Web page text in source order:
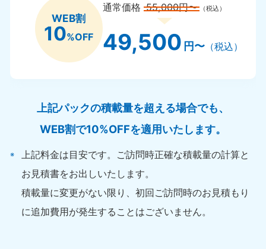
WEB割
10%OFF
通常価格55,000円〜 （税込）
49,500 円〜（税込）
上記パックの積載量を超える場合でも、
WEB割で10%OFFを適用いたします。
上記料金は目安です。ご訪問時正確な積載量の計算と
お見積書をお出しいたします。
積載量に変更がない限り、初回ご訪問時のお見積もり
に追加費用が発生することはございません。